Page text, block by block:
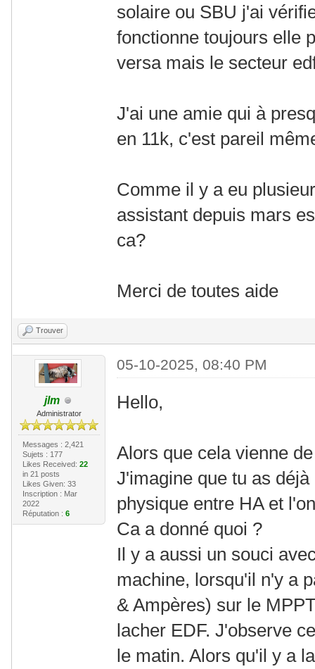
solaire ou SBU j'ai
fonctionne toujours elle
versa mais le secteur
J'ai une amie qui à
en 11k, c'est pareil
Comme il y a eu
assistant depuis mars
ca?
Merci de toutes aide
Trouver
jlm
Administrator
Messages : 2,421
Sujets : 177
Likes Received: 22
in 21 posts
Likes Given: 33
Inscription : Mar
2022
Réputation : 6
05-10-2025, 08:40 PM
Hello,
Alors que cela vienne
J'imagine que tu as
physique entre HA et
Ca a donné quoi ?
Il y a aussi un souci
machine, lorsqu'il n'y a
& Ampères) sur le
lacher EDF. J'observe
le matin. Alors qu'il y a